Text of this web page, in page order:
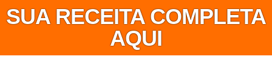
SUA RECEITA COMPLETA
AQUI